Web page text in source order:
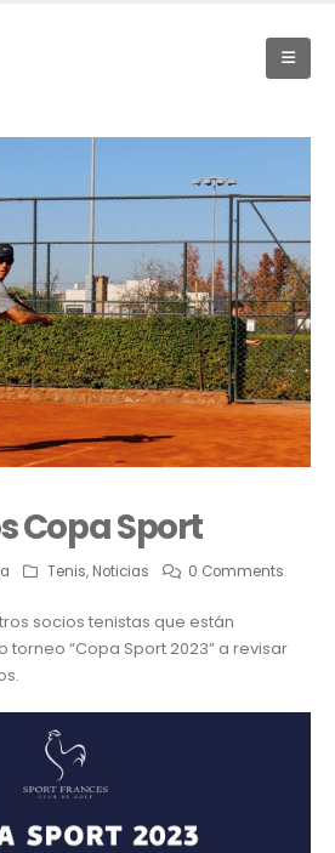
Copa Sport
Tenis, Noticias 0 Comments
socios tenistas que están
“Copa Sport 2023” a revisar